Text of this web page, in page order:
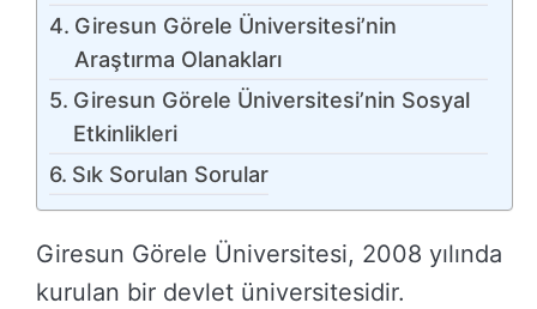
Giresun Görele Üniversitesi’nin
Araştırma Olanakları
Giresun Görele Üniversitesi’nin Sosyal
Etkinlikleri
Sık Sorulan Sorular
Giresun Görele Üniversitesi, 2008 yılında
kurulan bir devlet üniversitesidir.